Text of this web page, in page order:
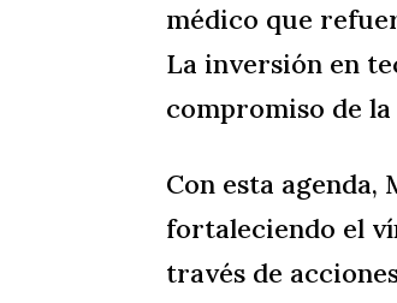
médico que
La inversión en
compromiso de
Con esta
fortaleciendo el
través de